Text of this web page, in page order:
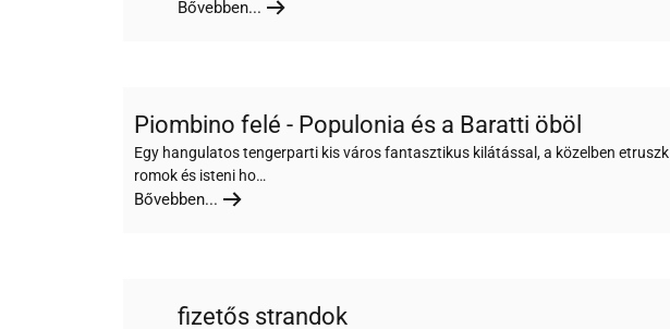
Bővebben...
Piombino felé - Populonia és a Baratti öböl
Egy hangulatos tengerparti kis város fantasztikus kilátással, a közelben etruszk
romok és isteni ho…
Bővebben...
fizetős strandok